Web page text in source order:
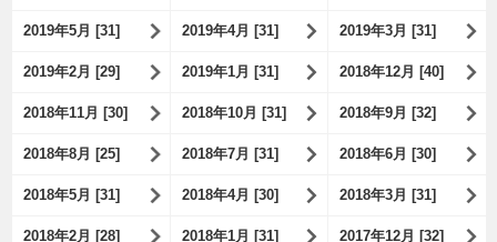
2019年5月 [31] 2019年4月 [31] 2019年3月 [31]
2019年2月 [29] 2019年1月 [31] 2018年12月 [40]
2018年11月 [30] 2018年10月 [31] 2018年9月 [32]
2018年8月 [25] 2018年7月 [31] 2018年6月 [30]
2018年5月 [31] 2018年4月 [30] 2018年3月 [31]
2018年2月 [28] 2018年1月 [31] 2017年12月 [32]